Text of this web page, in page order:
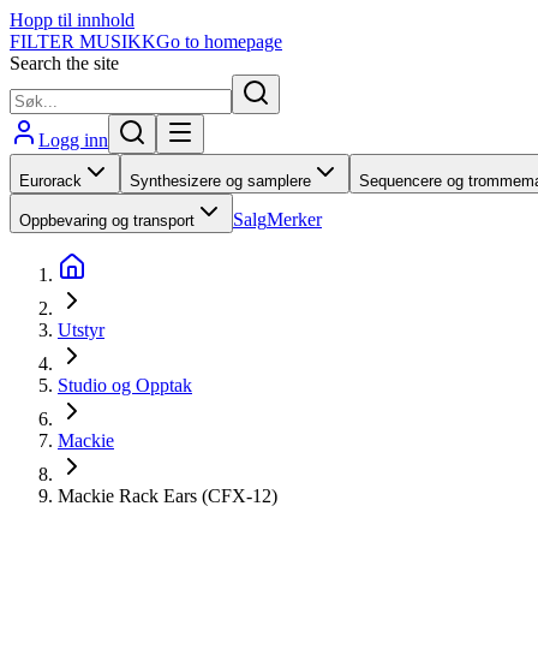
Hopp til innhold
FILTER MUSIKKGo to homepage
Search the site
Logg inn
Eurorack Synthesizere og samplere Sequencere og
Oppbevaring og transport SalgMerker
Utstyr
Studio og Opptak
Mackie
Mackie Rack Ears (CFX-12)